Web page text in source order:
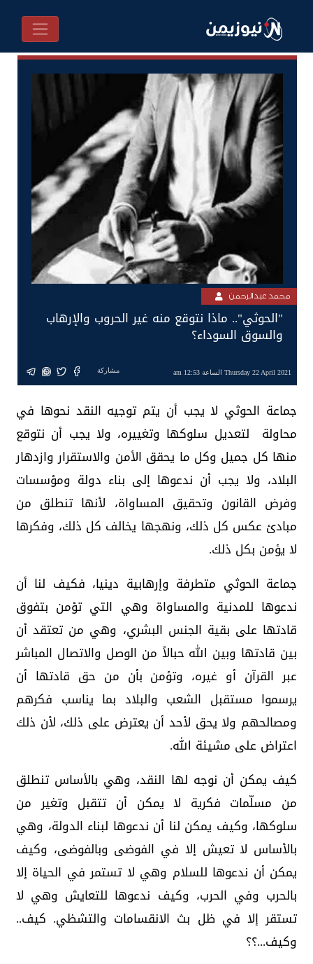
محمد عبدالرحمن
"الحوثي".. ماذا نتوقع منه غير الحروب والإرهاب
والسوق السوداء؟
Thursday 22 April 2021 الساعة 12:53 am مشاركة
جماعة الحوثي لا يجب أن يتم توجيه النقد نحوها في
محاولة لتعديل سلوكها وتغييره، ولا يجب أن نتوقع
منها كل جميل وكل ما يحقق الأمن والاستقرار وازدهار
البلاد، ولا يجب أن ندعوها إلى بناء دولة ومؤسسات
وفرض القانون وتحقيق المساواة، لأنها تنطلق من
مبادئ عكس كل ذلك، ونهجها يخالف كل ذلك، وفكرها
لا يؤمن بكل ذلك.
جماعة الحوثي متطرفة وإرهابية دينيا، فكيف لنا أن
ندعوها للمدنية والمساواة وهي التي تؤمن بتفوق
قادتها على بقية الجنس البشري، وهي من تعتقد أن
بين قادتها وبين الله حبالاً من الوصل والاتصال المباشر
عبر القرآن أو غيره، وتؤمن بأن من حق قادتها أن
يرسموا مستقبل الشعب والبلاد بما يناسب فكرهم
ومصالحهم ولا يحق لأحد أن يعترض على ذلك، لأن ذلك
اعتراض على مشيئة الله.
كيف يمكن أن نوجه لها النقد، وهي بالأساس تنطلق
من مسلّمات فكرية لا يمكن أن تتقبل وتغير من
سلوكها، وكيف يمكن لنا أن ندعوها لبناء الدولة، وهي
بالأساس لا تعيش إلا في الفوضى وبالفوضى، وكيف
يمكن أن ندعوها للسلام وهي لا تستمر في الحياة إلا
بالحرب وفي الحرب، وكيف ندعوها للتعايش وهي لا
تستقر إلا في ظل بث الانقسامات والتشظي. كيف..
وكيف...؟؟